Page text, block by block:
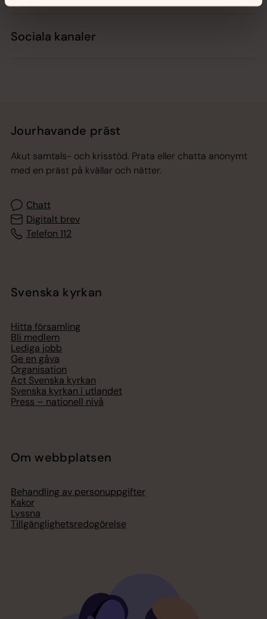
Sociala kanaler
Jourhavande präst
Akut samtals- och krisstöd. Prata eller chatta anonymt
med en präst på kvällar och nätter.
Chatt
Digitalt brev
Telefon 112
Svenska kyrkan
Hitta församling
Bli medlem
Lediga jobb
Ge en gåva
Organisation
Act Svenska kyrkan
Svenska kyrkan i utlandet
Press – nationell nivå
Om webbplatsen
Behandling av personuppgifter
Kakor
Lyssna
Tillgänglighetsredogörelse